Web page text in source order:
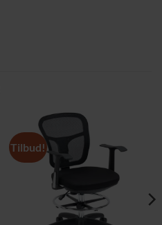
Tilbud!